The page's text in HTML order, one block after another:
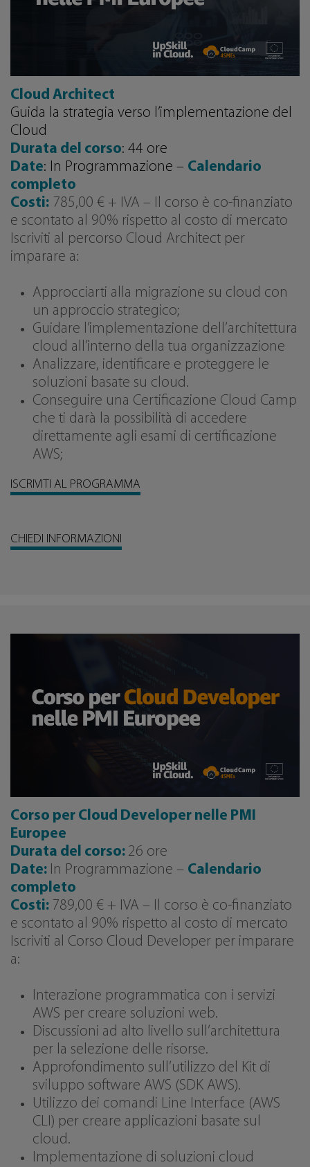
Cloud Architect
Guida la strategia verso l’implementazione del
Cloud
Durata del corso: 44 ore
Date: In Programmazione – Calendario
completo
Costi: 785,00 € + IVA – Il corso è co-finanziato
e scontato al 90% rispetto al costo di mercato
Iscriviti al percorso Cloud Architect per
imparare a:
Approcciarti alla migrazione su cloud con
un approccio strategico;
Guidare l’implementazione dell’architettura
cloud all’interno della tua organizzazione
Analizzare, identificare e proteggere le
soluzioni basate su cloud.
Conseguire una Certificazione Cloud Camp
che ti darà la possibilità di accedere
direttamente agli esami di certificazione
AWS;
ISCRIVITI AL PROGRAMMA
CHIEDI INFORMAZIONI
Corso per Cloud Developer nelle PMI
Europee
Durata del corso: 26 ore
Date: In Programmazione – Calendario
completo
Costi: 789,00 € + IVA – Il corso è co-finanziato
e scontato al 90% rispetto al costo di mercato
Iscriviti al Corso Cloud Developer per imparare
a:
Interazione programmatica con i servizi
AWS per creare soluzioni web.
Discussioni ad alto livello sull’architettura
per la selezione delle risorse.
Approfondimento sull’utilizzo del Kit di
sviluppo software AWS (SDK AWS).
Utilizzo dei comandi Line Interface (AWS
CLI) per creare applicazioni basate sul
cloud.
Implementazione di soluzioni cloud